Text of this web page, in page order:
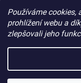
Používáme cookies,
prohlížení webu a
zlepšovali jeho